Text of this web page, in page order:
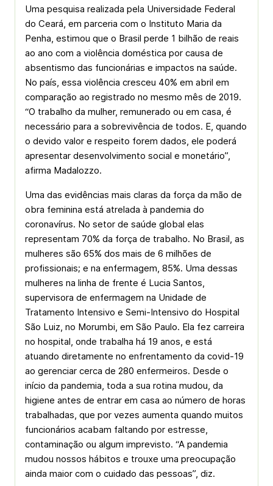
Uma pesquisa rea­lizada pela Universidade Federal
do Ceará, em parceria com o Instituto Maria da
Penha, estimou que o Brasil perde 1 bilhão de reais
ao ano com a violência doméstica por causa de
absentismo das funcionárias e impactos na saúde.
No país, essa violência cresceu 40% em abril em
comparação ao registrado no mesmo mês de 2019.
“O trabalho da mulher, remunerado ou em casa, é
necessário para a sobrevivência de todos. E, quando
o devido valor e respeito forem dados, ele poderá
apresentar desenvolvimento social e monetário”,
afirma Madalozzo.
Uma das evidências mais claras da força da mão de
obra feminina está atrelada à pandemia do
coronavírus. No setor de saúde global elas
representam 70% da força de trabalho. No Brasil, as
mulheres são 65% dos mais de 6 milhões de
profissionais; e na enfermagem, 85%. Uma dessas
mulheres na linha de frente é Lucia Santos,
supervisora de enfermagem na Unidade de
Tratamento Intensivo e Semi-Intensivo do Hospital
São Luiz, no Morumbi, em São Paulo. Ela fez carreira
no hospital, onde trabalha há 19 anos, e está
atuando diretamente no enfrentamento da ­covid-19
ao gerenciar cerca de 280 enfermeiros. Desde o
início da pandemia, toda a sua rotina mudou, da
higiene antes de entrar em casa ao número de horas
trabalhadas, que por vezes aumenta quando muitos
funcionários acabam faltando por estresse,
contaminação ou algum imprevisto. “A pandemia
mudou nossos hábitos e trouxe uma preocupação
ainda maior com o cuidado das pessoas”, diz.